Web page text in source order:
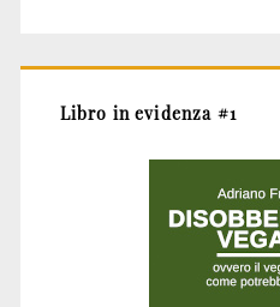
Libro in evidenza #1